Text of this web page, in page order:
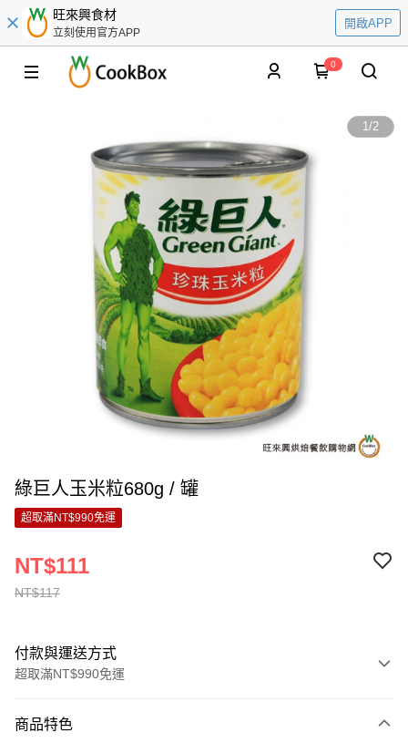
旺來興食材
立刻使用官方APP
開啟APP
0
1/2
綠巨人玉米粒680g / 罐
超取滿NT$990免運
NT$117
NT$111
付款與運送方式
超取滿NT$990免運
信用卡一次付款
商品特色